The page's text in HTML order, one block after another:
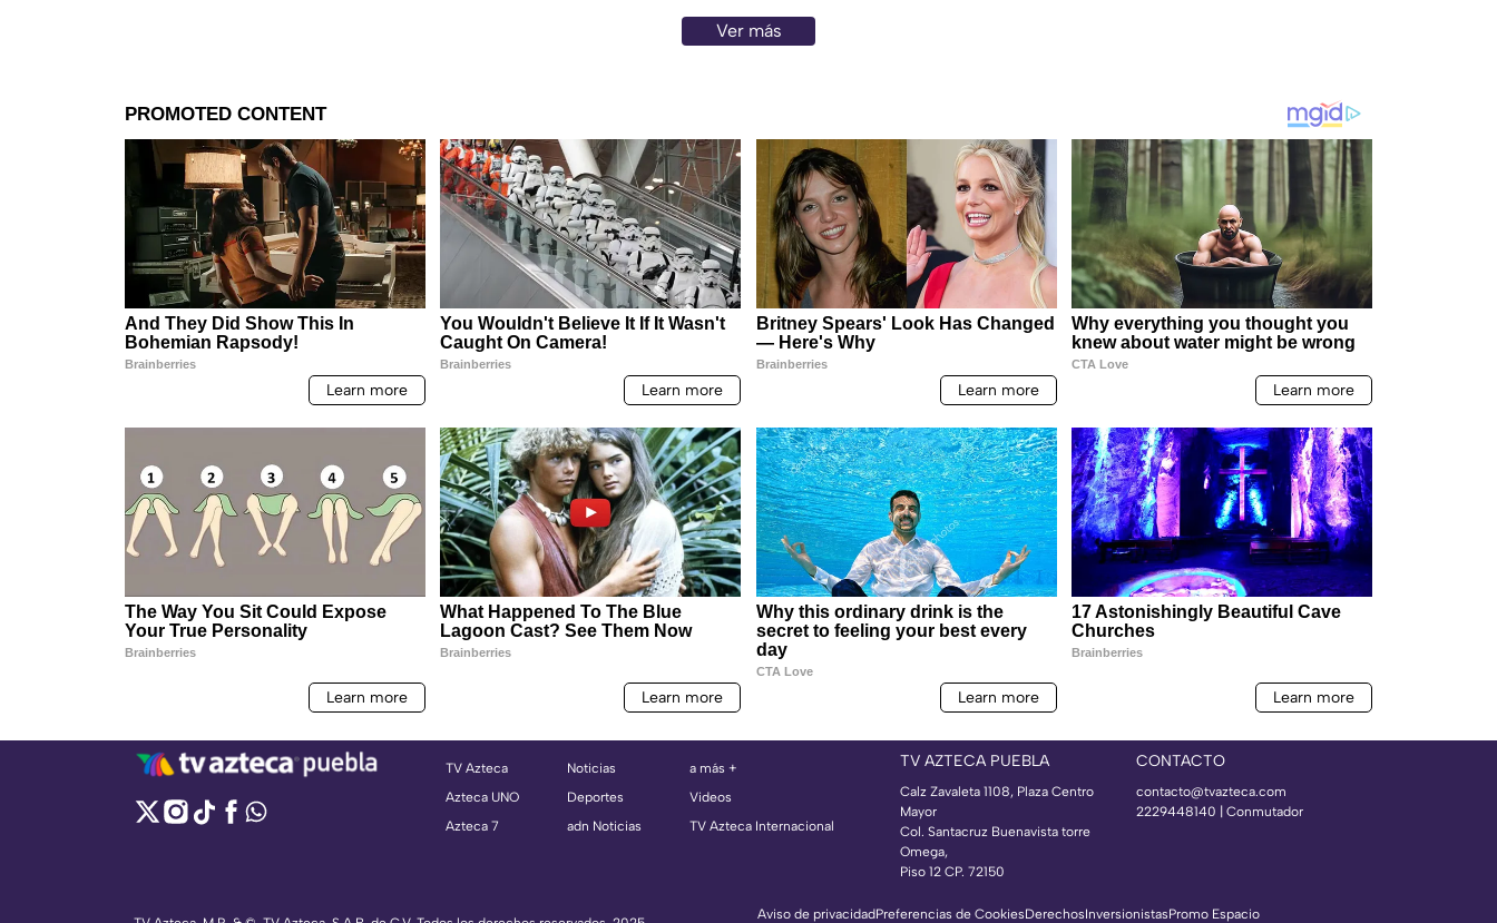
Ver más
TV Azteca
Azteca UNO
Azteca 7
Noticias
Deportes
adn Noticias
a más +
Videos
TV Azteca Internacional
TV AZTECA PUEBLA
Calz Zavaleta 1108, Plaza Centro
Mayor
Col. Santacruz Buenavista torre
Omega,
Piso 12 CP. 72150
CONTACTO
contacto@tvazteca.com
2229448140 | Conmutador
Aviso de privacidadPreferencias de CookiesDerechosInversionistasPromo Espacio